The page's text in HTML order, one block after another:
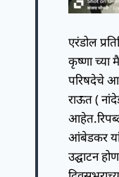
एरंडोल
कृष्णा च्या
परिषदेचे
राऊत (
आंबेडकर
उद्घाटन